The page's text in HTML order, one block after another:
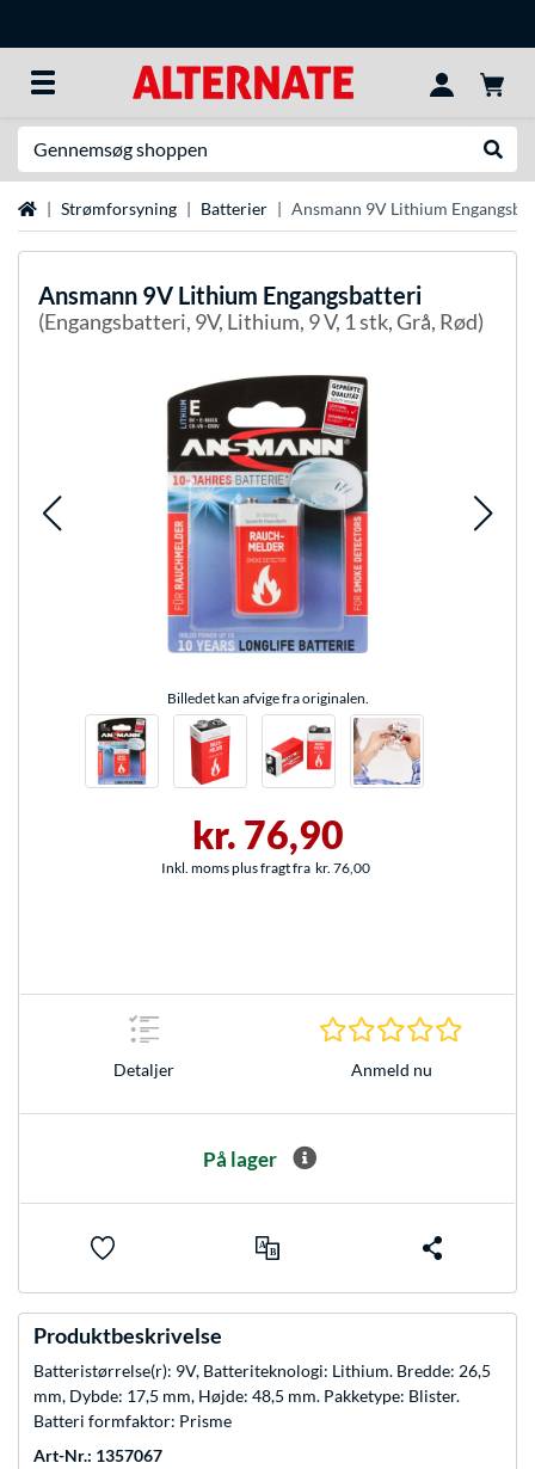
StartsideStrømforsyning Batterier Ansmann 9V Lithium
Ansmann 9V Lithium Engangsbatteri
(Engangsbatteri, 9V, Lithium, 9 V, 1 stk, Grå, Rød)
Billedet kan afvige fra originalen.
kr. 76,90
Inkl. moms plus fragt fra kr. 76,00
Detaljer Anmeld nu
På lager
Produktbeskrivelse
Batteristørrelse(r): 9V, Batteriteknologi: Lithium. Bredde: 26,5
mm, Dybde: 17,5 mm, Højde: 48,5 mm. Pakketype: Blister.
Batteri formfaktor: Prisme
Art-Nr.: 1357067